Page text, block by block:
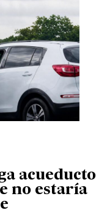
acueducto
no estaría